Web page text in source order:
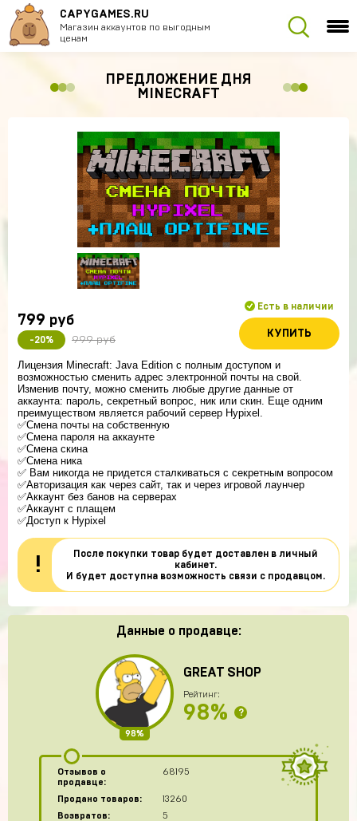
CAPYGAMES.RU
Магазин аккаунтов по выгодным
ценам
ПРЕДЛОЖЕНИЕ ДНЯ
MINECRAFT
799 руб
-20% 999 руб
Есть в наличии
КУПИТЬ
Лицензия Minecraft: Java Edition с полным доступом и
возможностью сменить адрес электронной почты на свой.
Изменив почту, можно сменить любые другие данные от
аккаунта: пароль, секретный вопрос, ник или скин. Еще одним
преимуществом является рабочий сервер Hypixel.
✅Смена почты на собственную
✅Смена пароля на аккаунте
✅Смена скина
✅Смена ника
✅ Вам никогда не придется сталкиваться с секретным вопросом
✅Авторизация как через сайт, так и через игровой лаунчер
✅Аккаунт без банов на серверах
✅Аккаунт с плащем
✅Доступ к Hypixel
!
После покупки товар будет доставлен в личный
кабинет.
И будет доступна возможность связи с продавцом.
Данные о продавце:
98%
GREAT SHOP
Рейтинг:
98% ?
Отзывов о
продавце:
68195
Продано товаров:
13260
Возвратов:
5